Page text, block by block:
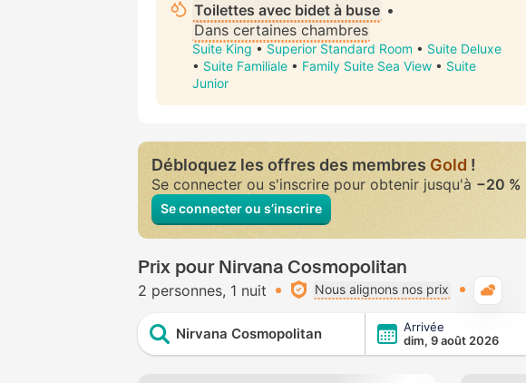
Toilettes avec bidet à buse •
Dans certaines chambres
Suite King • Superior Standard Room • Suite Deluxe
• Suite Familiale • Family Suite Sea View • Suite
Junior
Débloquez les offres des membresGold!
Se connecter ou s'inscrire pour obtenir jusqu'à −20 %
Se connecter ou s’inscrire
Prix pour Nirvana Cosmopolitan
2 personnes 1 nuit Nous alignons nos prix
Nirvana Cosmopolitan
Arrivée
dim, 9 août 2026